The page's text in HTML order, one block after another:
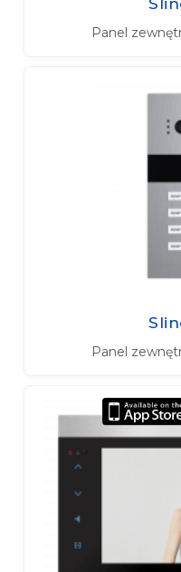
Panel
Panel